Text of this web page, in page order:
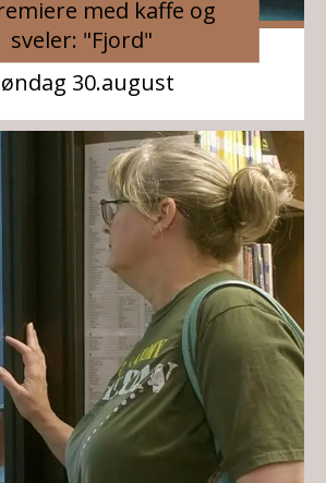
med kaffe og
sveler: "Fjord"
30.august